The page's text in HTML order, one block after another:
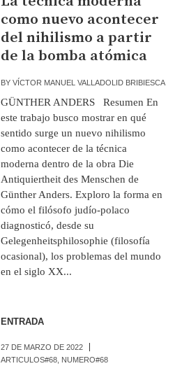
como nuevo acontecer
del nihilismo a partir
de la bomba atómica
BYVÍCTOR MANUEL VALLADOLID BRIBIESCA
GÜNTHER ANDERS Resumen En
este trabajo busco mostrar en qué
sentido surge un nuevo nihilismo
como acontecer de la técnica
moderna dentro de la obra Die
Antiquiertheit des Menschen de
Günther Anders. Exploro la forma en
cómo el filósofo judío-polaco
diagnosticó, desde su
Gelegenheitsphilosophie (filosofía
ocasional), los problemas del mundo
en el siglo XX...
ENTRADA
27 DE MARZO DE 2022
ARTICULOS#68 NUMERO#68